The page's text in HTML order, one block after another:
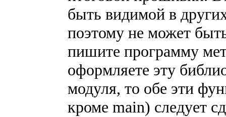
быть видимой в
поэтому не может
пишите программу
оформляете эту
модуля, то обе эти
кроме main) следует